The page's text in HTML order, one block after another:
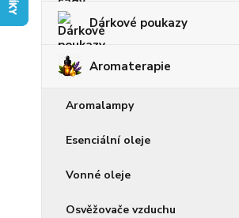
Dárkové poukazy
Aromaterapie
Aromalampy
Esenciální oleje
Vonné oleje
Osvěžovače vzduchu